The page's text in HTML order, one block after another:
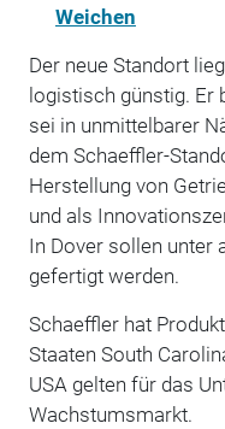
Weichen
Der neue Standort
logistisch günstig. Er
sei in unmittelbarer
dem Schaeffler-
Herstellung von
und als
In Dover sollen unter
gefertigt werden.
Schaeffler hat
Staaten South
USA gelten für das
Wachstumsmarkt.